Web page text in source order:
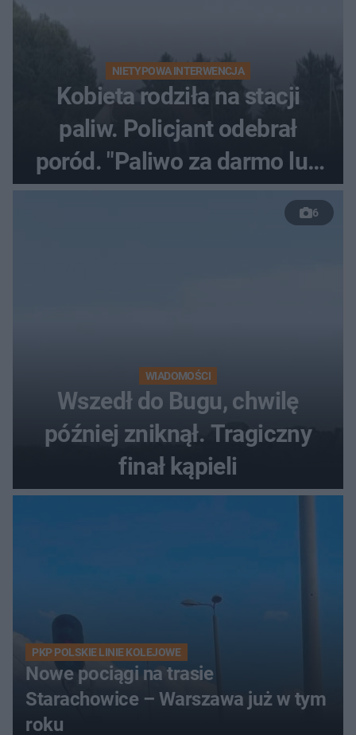
NIETYPOWA INTERWENCJA
Kobieta rodziła na stacji
paliw. Policjant odebrał
poród. "Paliwo za darmo lub
50 %!"
6
WIADOMOŚCI
Wszedł do Bugu, chwilę
później zniknął. Tragiczny
finał kąpieli
PKP POLSKIE LINIE KOLEJOWE
Nowe pociągi na trasie
Starachowice – Warszawa już w tym
roku